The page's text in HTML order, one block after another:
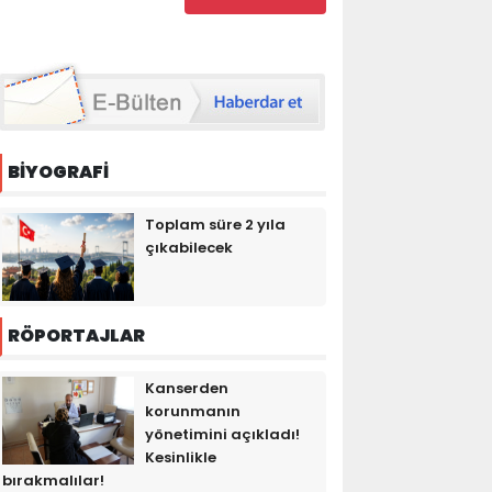
BİYOGRAFİ
Toplam süre 2 yıla
çıkabilecek
RÖPORTAJLAR
Kanserden
korunmanın
yönetimini açıkladı!
Kesinlikle
bırakmalılar!